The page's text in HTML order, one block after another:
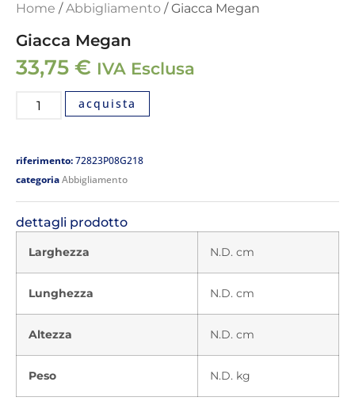
Home /Abbigliamento / Giacca Megan
Giacca Megan
33,75 € IVA Esclusa
acquista
riferimento:72823P08G218
categoriaAbbigliamento
dettagli prodotto
Larghezza N.D. cm
Lunghezza N.D. cm
Altezza N.D. cm
Peso N.D. kg